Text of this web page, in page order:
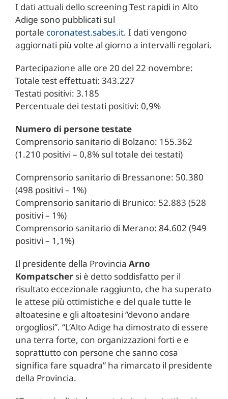
I dati attuali dello screening Test rapidi in Alto
Adige sono pubblicati sul
portale coronatest.sabes.it. I dati vengono
aggiornati più volte al giorno a intervalli regolari.
Partecipazione alle ore 20 del 22 novembre:
Totale test effettuati: 343.227
Testati positivi: 3.185
Percentuale dei testati positivi: 0,9%
Numero di persone testate
Comprensorio sanitario di Bolzano: 155.362
(1.210 positivi – 0,8% sul totale dei testati)
Comprensorio sanitario di Bressanone: 50.380
(498 positivi – 1%)
Comprensorio sanitario di Brunico: 52.883 (528
positivi – 1%)
Comprensorio sanitario di Merano: 84.602 (949
positivi – 1,1%)
Il presidente della Provincia Arno
Kompatschersi è detto soddisfatto per il
risultato eccezionale raggiunto, che ha superato
le attese più ottimistiche e del quale tutte le
altoatesine e gli altoatesini “devono andare
orgogliosi”. “L’Alto Adige ha dimostrato di essere
una terra forte, con organizzazioni forti e e
soprattutto con persone che sanno cosa
significa fare squadra” ha rimarcato il presidente
della Provincia.